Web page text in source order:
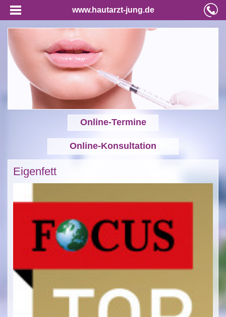
www.hautarzt-jung.de
Online-Termine
Online-Konsultation
Eigenfett